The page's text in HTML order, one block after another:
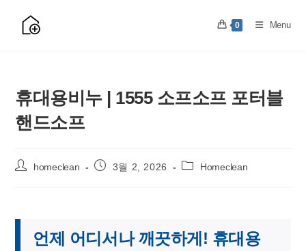
0 Menu
휴대용비누 | 1555 소프소프 포터블
핸드소프
Post
homeclean
Post 3월 2, 2026
Post
Homeclean
언제 어디서나 깨끗하게! 휴대용